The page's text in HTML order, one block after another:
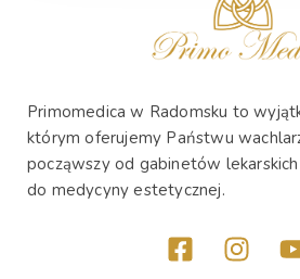
Primomedica w Radomsku to
którym oferujemy Państwu
począwszy od gabinetów
do medycyny estetycznej.